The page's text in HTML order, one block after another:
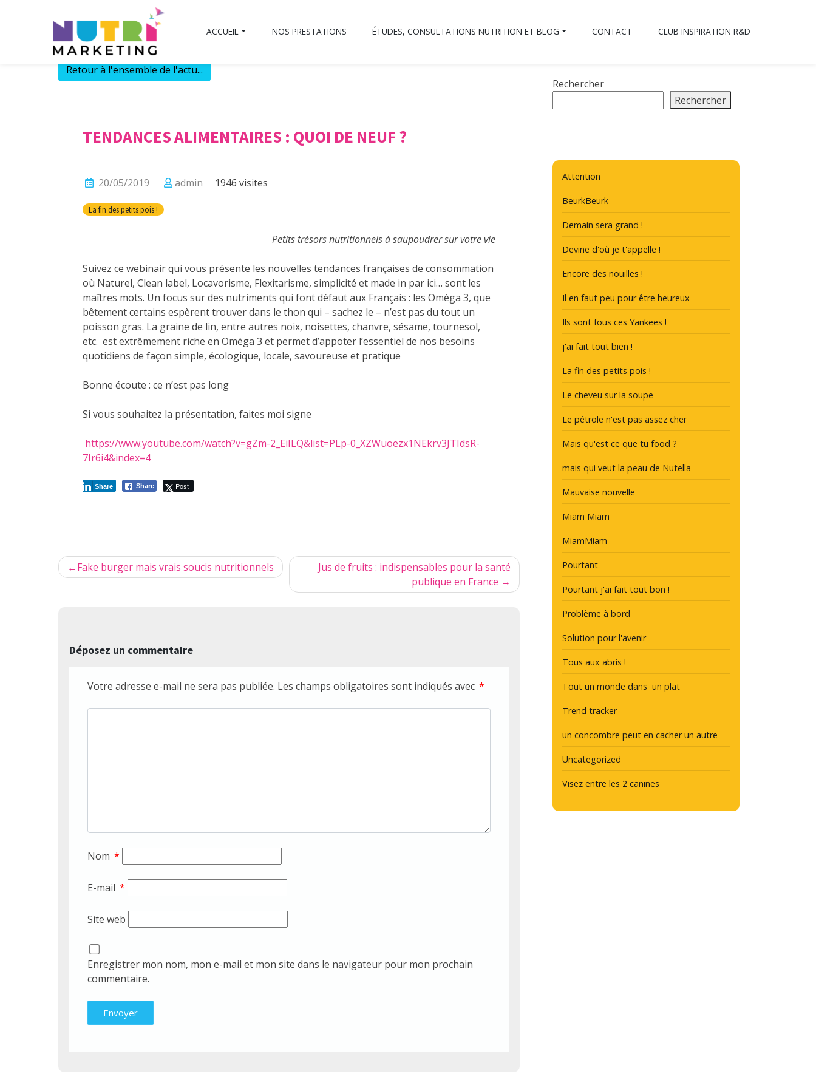
ACCUEIL NOS PRESTATIONS ÉTUDES, CONSULTATIONS NUTRITION ET BLOG CONTACT CLUB INSPIRATION R&D
Retour à l'ensemble de l'actu...
TENDANCES ALIMENTAIRES : QUOI DE NEUF ?
20/05/2019 admin 1946 visites
La fin des petits pois !
Petits trésors nutritionnels à saupoudrer sur votre vie
Suivez ce webinair qui vous présente les nouvelles tendances françaises de consommation
où Naturel, Clean label, Locavorisme, Flexitarisme, simplicité et made in par ici… sont les
maîtres mots. Un focus sur des nutriments qui font défaut aux Français : les Oméga 3, que
bêtement certains espèrent trouver dans le thon qui – sachez le – n’est pas du tout un
poisson gras. La graine de lin, entre autres noix, noisettes, chanvre, sésame, tournesol,
etc. est extrêmement riche en Oméga 3 et permet d’appoter l’essentiel de nos besoins
quotidiens de façon simple, écologique, locale, savoureuse et pratique
Bonne écoute : ce n’est pas long
Si vous souhaitez la présentation, faites moi signe
https://www.youtube.com/watch?v=gZm-2_EiILQ&list=PLp-0_XZWuoezx1NEkrv3JTIdsR-
7Ir6i4&index=4
Share Post
Share
Navigation
de
Fake burger mais vrais soucis nutritionnels
Jus de fruits : indispensables pour la santé
publique en France
Déposez un commentaire
Votre adresse e-mail ne sera pas publiée. Les champs obligatoires sont indiqués avec *
Nom *
E-mail *
Site web
Enregistrer mon nom, mon e-mail et mon site dans le navigateur pour mon prochain
commentaire.
Rechercher
Rechercher
Attention
BeurkBeurk
Demain sera grand !
Devine d'où je t'appelle !
Encore des nouilles !
Il en faut peu pour être heureux
Ils sont fous ces Yankees !
j'ai fait tout bien !
La fin des petits pois !
Le cheveu sur la soupe
Le pétrole n'est pas assez cher
Mais qu'est ce que tu food ?
mais qui veut la peau de Nutella
Mauvaise nouvelle
Miam Miam
MiamMiam
Pourtant
Pourtant j'ai fait tout bon !
Problème à bord
Solution pour l'avenir
Tous aux abris !
Tout un monde dans un plat
Trend tracker
un concombre peut en cacher un autre
Uncategorized
Visez entre les 2 canines